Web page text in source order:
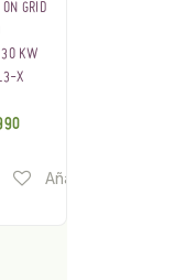
deseos
GRID
30 KW
X
Añadir a lista de